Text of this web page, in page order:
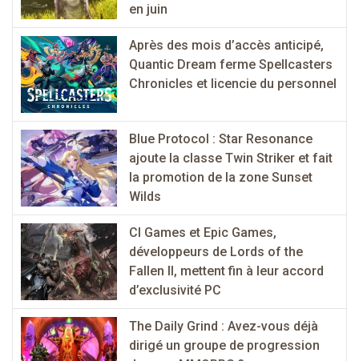
en juin
Après des mois d’accès anticipé,
Quantic Dream ferme Spellcasters
Chronicles et licencie du personnel
Blue Protocol : Star Resonance
ajoute la classe Twin Striker et fait
la promotion de la zone Sunset
Wilds
CI Games et Epic Games,
développeurs de Lords of the
Fallen II, mettent fin à leur accord
d’exclusivité PC
The Daily Grind : Avez-vous déjà
dirigé un groupe de progression